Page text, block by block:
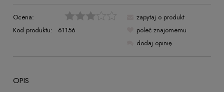
Ocena:
Kod produktu:
61156
zapytaj o produkt
poleć znajomemu
dodaj opinię
OPIS